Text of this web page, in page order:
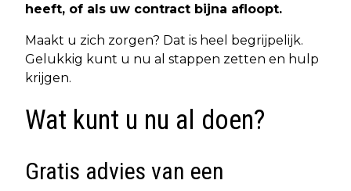
heeft, of als uw contract bijna afloopt.
Maakt u zich zorgen? Dat is heel begrijpelijk.
Gelukkig kunt u nu al stappen zetten en hulp
krijgen.
Wat kunt u nu al doen?
Gratis advies van een